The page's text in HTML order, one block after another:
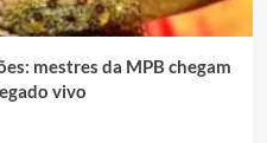
mestres da MPB chegam
vivo